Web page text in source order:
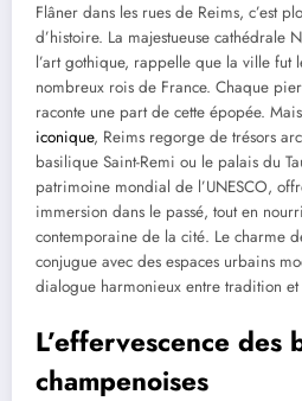
Flâner dans les rues de Reims, c’est
d’histoire. La majestueuse cathédrale
l’art gothique, rappelle que la ville fut
nombreux rois de France. Chaque
raconte une part de cette épopée.
iconique, Reims regorge de trésors
basilique Saint-Remi ou le palais du
patrimoine mondial de l’UNESCO,
immersion dans le passé, tout en
contemporaine de la cité. Le charme
conjugue avec des espaces urbains
dialogue harmonieux entre tradition
L’effervescence des
champenoises